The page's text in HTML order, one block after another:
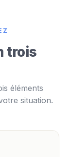
trois
éléments
situation.